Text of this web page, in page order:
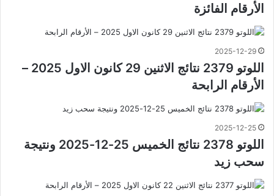
الأرقام الفائزة
2025-12-29
اللوتو 2379 نتائج الاثنين 29 كانون الاول 2025 –
الأرقام الرابحة
2025-12-25
اللوتو 2378 نتائج الخميس 25-12-2025 ونتيجة
سحب زيد